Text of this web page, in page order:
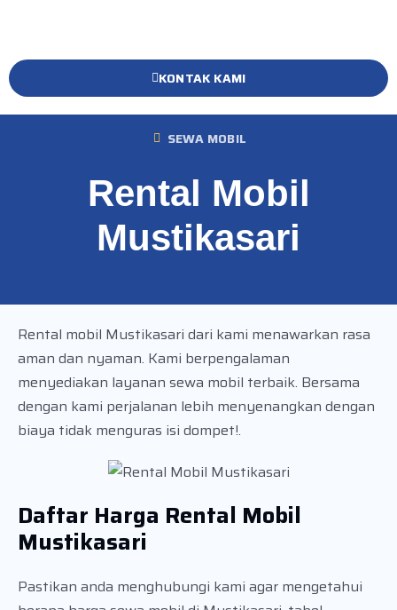
KONTAK KAMI
SEWA MOBIL
Rental Mobil
Mustikasari
Rental mobil Mustikasari dari kami menawarkan rasa
aman dan nyaman. Kami berpengalaman
menyediakan layanan sewa mobil terbaik. Bersama
dengan kami perjalanan lebih menyenangkan dengan
biaya tidak menguras isi dompet!.
Daftar Harga Rental Mobil
Mustikasari
Pastikan anda menghubungi kami agar mengetahui